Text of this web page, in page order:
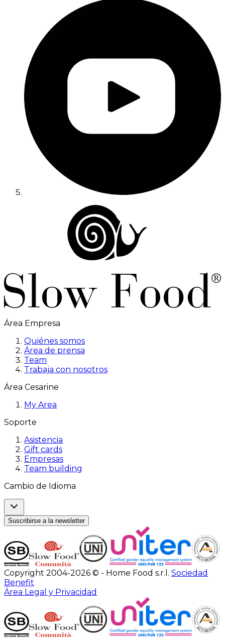
Área Empresa
Quiénes somos
Área de prensa
Team
Trabaja con nosotros
Área Cesarine
My Area
Soporte
Asistencia
Gift cards
Empresas
Team building
Cambio de Idioma
Suscribirse a la newsletter
Copyright 2004-2026 © - Home Food s.r.l. Sociedad
Benefit
Área Legal y Privacidad